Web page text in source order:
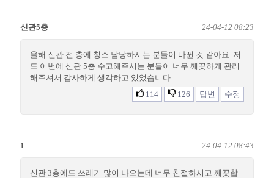
신관5층 24-04-12 08:23
올해 신관 전 층에 청소 담당하시는 분들이 바뀐 것 같아요. 저
도 이번에 신관 5층 수고해주시는 분들이 너무 깨끗하게 관리
해주셔서 감사하게 생각하고 있었습니다.
114
126 답변 수정
1 24-04-12 08:43
신관 3층에도 쓰레기 많이 나오는데 너무 친절하시고 깨끗합